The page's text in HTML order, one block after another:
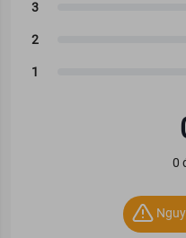
Mặt nạ dưỡng ẩm Mediheal
0